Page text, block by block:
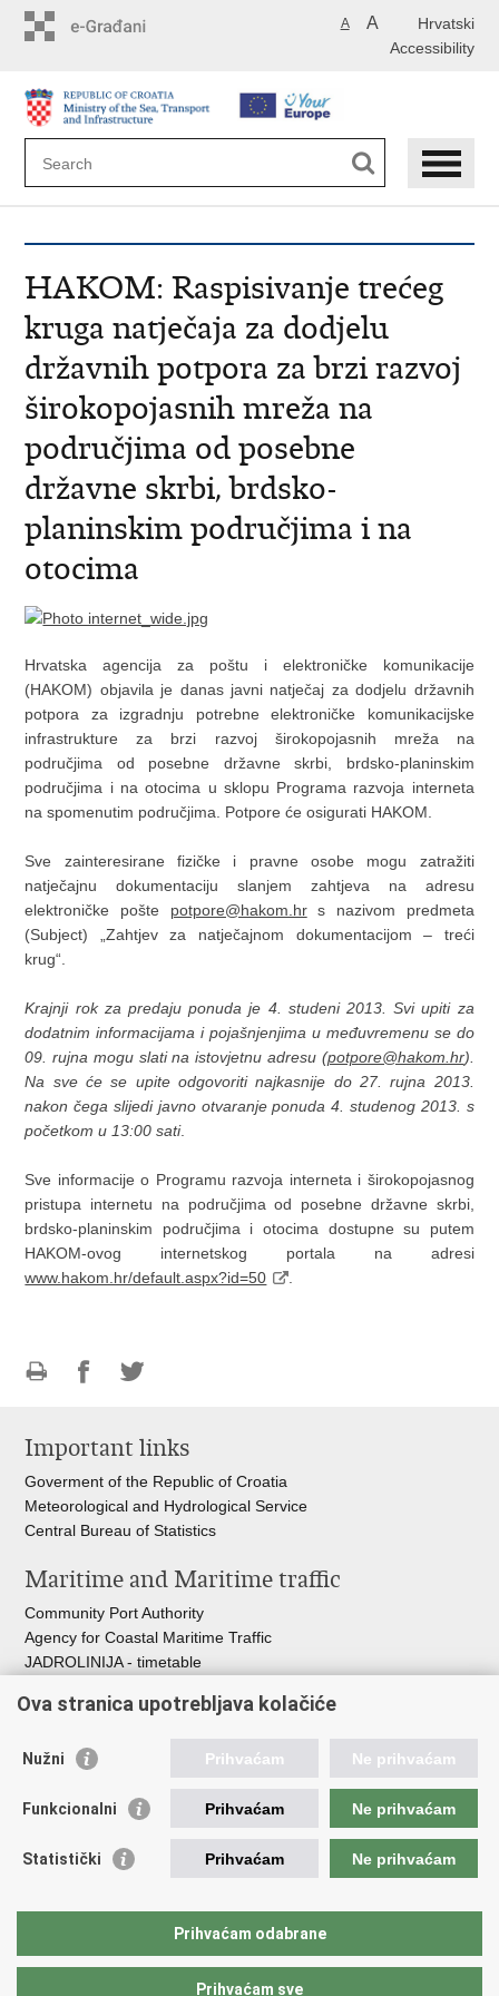
Hrvatski
A A
Accessibility
HAKOM: Raspisivanje trećeg
kruga natječaja za dodjelu
državnih potpora za brzi razvoj
širokopojasnih mreža na
područjima od posebne
državne skrbi, brdsko-
planinskim područjima i na
otocima
Hrvatska agencija za poštu i elektroničke komunikacije
(HAKOM) objavila je danas javni natječaj za dodjelu državnih
potpora za izgradnju potrebne elektroničke komunikacijske
infrastrukture za brzi razvoj širokopojasnih mreža na
područjima od posebne državne skrbi, brdsko-planinskim
područjima i na otocima u sklopu Programa razvoja interneta
na spomenutim područjima. Potpore će osigurati HAKOM.
Sve zainteresirane fizičke i pravne osobe mogu zatražiti
natječajnu dokumentaciju slanjem zahtjeva na adresu
elektroničke pošte potpore@hakom.hrs nazivom predmeta
(Subject) „Zahtjev za natječajnom dokumentacijom – treći
krug“.
Krajnji rok za predaju ponuda je 4. studeni 2013. Svi upiti za
dodatnim informacijama i pojašnjenjima u međuvremenu se do
09. rujna mogu slati na istovjetnu adresu (potpore@hakom.hr).
Na sve će se upite odgovoriti najkasnije do 27. rujna 2013.
nakon čega slijedi javno otvaranje ponuda 4. studenog 2013. s
početkom u 13:00 sati.
Sve informacije o Programu razvoja interneta i širokopojasnog
pristupa internetu na područjima od posebne državne skrbi,
brdsko-planinskim područjima i otocima dostupne su putem
HAKOM-ovog internetskog portala na adresi
www.hakom.hr/default.aspx?id=50
.
page
FacebookTwitteru
Important links
Goverment of the Republic of Croatia
Meteorological and Hydrological Service
Central Bureau of Statistics
Maritime and Maritime traffic
Community Port Authority
Agency for Coastal Maritime Traffic
JADROLINIJA - timetable
Croatian Motorways
Bus station Zagreb
Craotian Railways Passenger Transport
Zagreb International Airport - Franjo Tuđman
Ova stranica upotrebljava kolačiće
Nužni Prihvaćam Ne prihvaćam
Funkcionalni Prihvaćam Ne prihvaćam
Statistički Prihvaćam Ne prihvaćam
Prihvaćam odabrane
Prihvaćam sve